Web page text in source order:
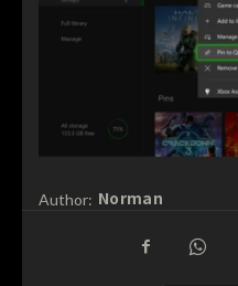
Author: Norman